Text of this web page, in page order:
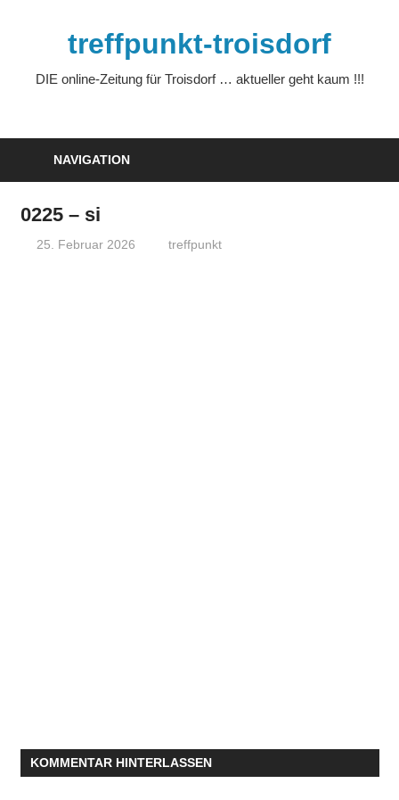
treffpunkt-troisdorf
DIE online-Zeitung für Troisdorf … aktueller geht kaum !!!
NAVIGATION
0225 – si
25. Februar 2026 treffpunkt
KOMMENTAR HINTERLASSEN